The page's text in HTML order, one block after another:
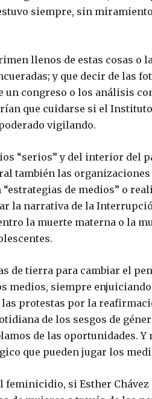
siempre, sin
llenos de estas cosas o
y que decir de las
un congreso o los análisis
que cuidarse si el
vigilando.
“serios” y del interior del
también las
de medios” o
la narrativa de la
la muerte materna o la
de tierra para cambiar el
medios, siempre
protestas por la
de los sesgos de
de las oportunidades.
que pueden jugar los
si Esther Chávez